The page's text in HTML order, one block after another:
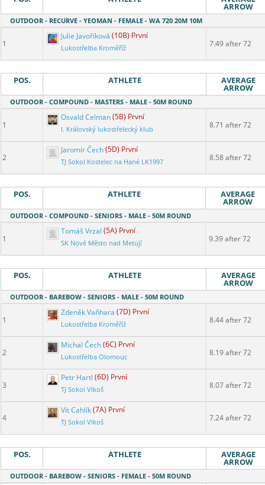
ARROW
OUTDOOR - RECURVE - YEOMAN - FEMALE - WA 720 20M 10M
1
Julie Javoříková (10B) První
Lukostřelba Kroměříž 7.49 after 72
POS. ATHLETE AVERAGE
ARROW
OUTDOOR - COMPOUND - MASTERS - MALE - 50M ROUND
1
Osvald Celman(5B) První
I. Královský lukostřelecký klub 8.71 after 72
2
Jaromír Čech(5D) První
TJ Sokol Kostelec na Hané LK1997 8.58 after 72
POS. ATHLETE AVERAGE
ARROW
OUTDOOR - COMPOUND - SENIORS - MALE - 50M ROUND
1
Tomáš Vrzal (5A) První
SK Nové Město nad Metují 9.39 after 72
POS. ATHLETE AVERAGE
ARROW
OUTDOOR - BAREBOW - SENIORS - MALE - 50M ROUND
1
Zdeněk Vaňhara (7D) První
Lukostřelba Kroměříž 8.44 after 72
2
Michal Čech(6C) První
Lukostřelba Olomouc 8.19 after 72
3
Petr Hartl (6D) První
TJ Sokol Vlkoš 8.07 after 72
4
Vít Cahlík(7A) První
TJ Sokol Vlkoš 7.24 after 72
POS. ATHLETE AVERAGE
ARROW
OUTDOOR - BAREBOW - SENIORS - FEMALE - 50M ROUND